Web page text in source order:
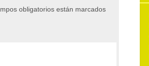
obligatorios están marcados